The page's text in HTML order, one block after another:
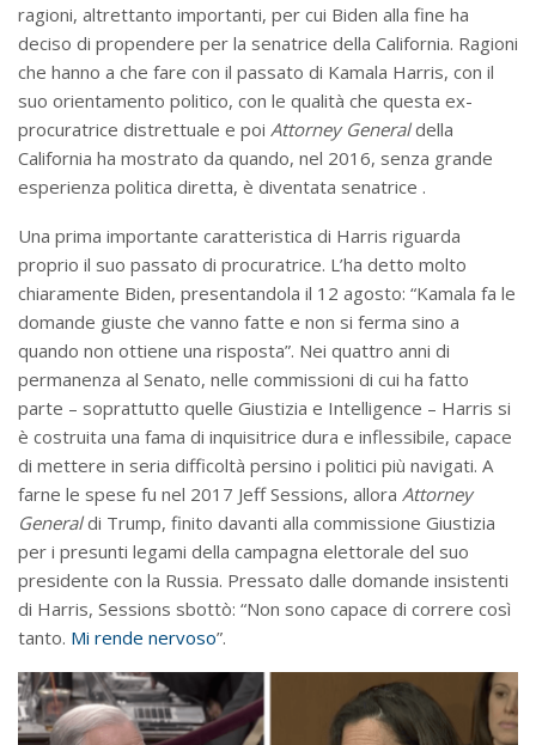
ragioni, altrettanto importanti, per cui Biden alla fine ha
deciso di propendere per la senatrice della California. Ragioni
che hanno a che fare con il passato di Kamala Harris, con il
suo orientamento politico, con le qualità che questa ex-
procuratrice distrettuale e poi Attorney Generaldella
California ha mostrato da quando, nel 2016, senza grande
esperienza politica diretta, è diventata senatrice .
Una prima importante caratteristica di Harris riguarda
proprio il suo passato di procuratrice. L’ha detto molto
chiaramente Biden, presentandola il 12 agosto: “Kamala fa le
domande giuste che vanno fatte e non si ferma sino a
quando non ottiene una risposta”. Nei quattro anni di
permanenza al Senato, nelle commissioni di cui ha fatto
parte – soprattutto quelle Giustizia e Intelligence – Harris si
è costruita una fama di inquisitrice dura e inflessibile, capace
di mettere in seria difficoltà persino i politici più navigati. A
farne le spese fu nel 2017 Jeff Sessions, allora Attorney
Generaldi Trump, finito davanti alla commissione Giustizia
per i presunti legami della campagna elettorale del suo
presidente con la Russia. Pressato dalle domande insistenti
di Harris, Sessions sbottò: “Non sono capace di correre così
tanto. Mi rende nervoso”.